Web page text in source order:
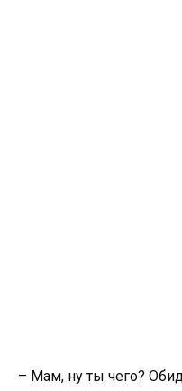
– Мам, ну ты чего?